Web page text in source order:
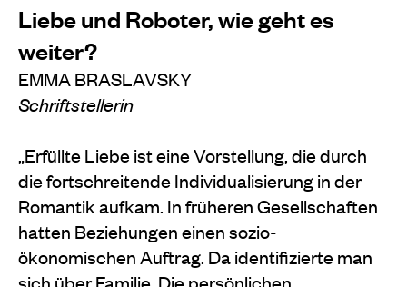
Liebe und Roboter, wie geht es
weiter?
EMMA BRASLAVSKY
Schriftstellerin
„Erfüllte Liebe ist eine Vorstellung, die durch
die fortschreitende Individualisierung in der
Romantik aufkam. In früheren Gesellschaften
hatten Beziehungen einen sozio-
ökonomischen Auftrag. Da identifizierte man
sich über Familie. Die persönlichen